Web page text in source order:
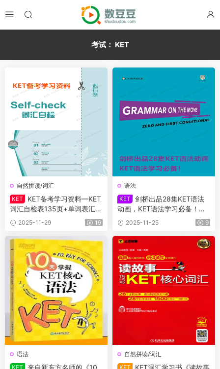
考试： KET
自然拼读/词汇
KET
KET备考学习资料—KET
词汇自检表135页+单词表汇总
55页+单词描红102页+高分秘
籍一本通手册+学习规划表141
页
2025-11-29 19
语法
KET
剑桥出品28集KET语法
动画，KET语法学习必备！每
天一集轻松拿下KET语法!
2025-11-25 9
语法
KET
来自新东方名师的《10
自然拼读/词汇
KET
KET词汇学习书《读故事